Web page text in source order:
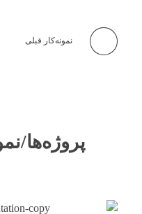
نمونه‌کار قبلی
پروژه‌ها/